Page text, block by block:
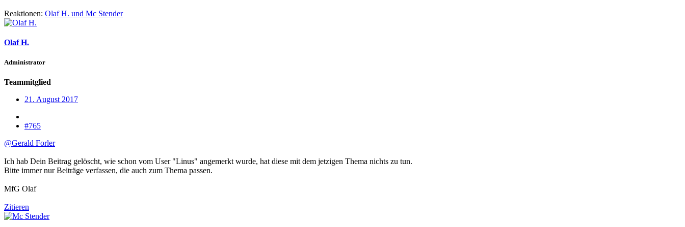
Reaktionen: Olaf H. und Mc Stender
Olaf H.
Administrator
Teammitglied
21. August 2017
#765
@Gerald Forler
Ich hab Dein Beitrag gelöscht, wie schon vom User "Linus" angemerkt wurde, hat diese mit dem jetzigen Thema nichts zu tun.
Bitte immer nur Beiträge verfassen, die auch zum Thema passen.
MfG Olaf
Zitieren